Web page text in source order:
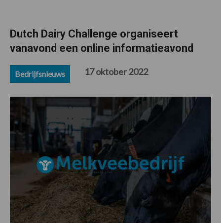
Dutch Dairy Challenge organiseert
vanavond een online informatieavond
Bedrijfsnieuws 17 oktober 2022